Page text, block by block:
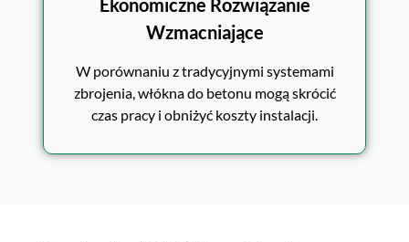
Ekonomiczne Rozwiązanie
Wzmacniające
W porównaniu z tradycyjnymi systemami
zbrojenia, włókna do betonu mogą skrócić
czas pracy i obniżyć koszty instalacji.